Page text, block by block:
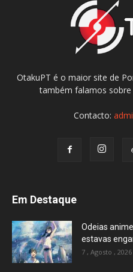
OtakuPT é o maior site de
também falamos
Contacto:
Em Destaque
Odeias
estavas
7 , Agosto , 2026